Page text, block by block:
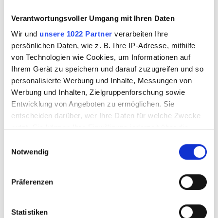
Verantwortungsvoller Umgang mit Ihren Daten
Wir und unsere 1022 Partner verarbeiten Ihre
persönlichen Daten, wie z. B. Ihre IP-Adresse, mithilfe
von Technologien wie Cookies, um Informationen auf
Ihrem Gerät zu speichern und darauf zuzugreifen und so
personalisierte Werbung und Inhalte, Messungen von
Werbung und Inhalten, Zielgruppenforschung sowie
Entwicklung von Angeboten zu ermöglichen. Sie
entscheiden darüber, wer Ihre Daten für welche Zwecke
nutzt. Sie können Ihre Einwilligung jederzeit über die
Trigger Symbol ändern oder widerrufen
Informationen über Ihre geografische Lage
können
Notwendig
Präferenzen
Statistiken
Dichroic
Turmaline
Glasfliese Big Rock
Tidal grau iri